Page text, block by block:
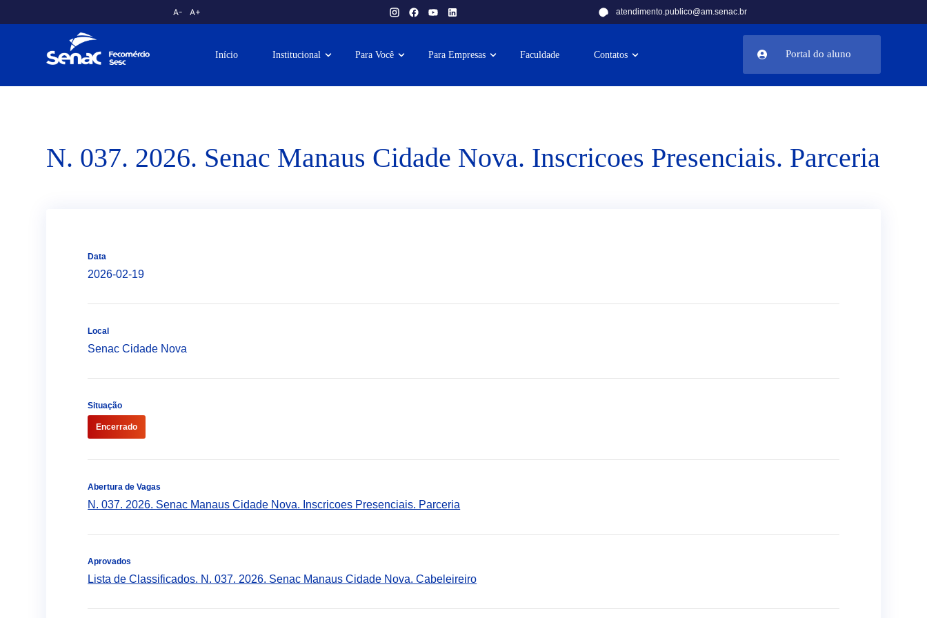
A- A+ atendimento.publico@am.senac.br
Início Institucional Para Você Para Empresas Faculdade Contatos Portal do aluno
N. 037. 2026. Senac Manaus Cidade Nova. Inscricoes Presenciais. Parceria
Data
2026-02-19
Local
Senac Cidade Nova
Situação
Encerrado
Abertura de Vagas
N. 037. 2026. Senac Manaus Cidade Nova. Inscricoes Presenciais. Parceria
Aprovados
Lista de Classificados. N. 037. 2026. Senac Manaus Cidade Nova. Cabeleireiro